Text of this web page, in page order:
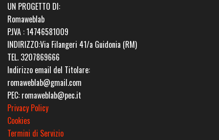
UN PROGETTO DI:
Romaweblab
P.IVA : 14746581009
INDIRIZZO:Via Filangeri 41/a Guidonia (RM)
TEL. 3207869666
Indirizzo email del Titolare:
romaweblab@gmail.com
PEC: romaweblab@pec.it
Privacy Policy
Cookies
Termini di Servizio